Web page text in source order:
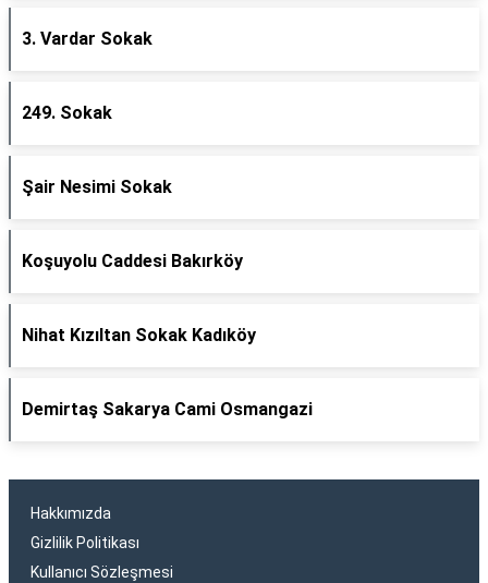
3. Vardar Sokak
249. Sokak
Şair Nesimi Sokak
Koşuyolu Caddesi Bakırköy
Nihat Kızıltan Sokak Kadıköy
Demirtaş Sakarya Cami Osmangazi
Hakkımızda
Gizlilik Politikası
Kullanıcı Sözleşmesi